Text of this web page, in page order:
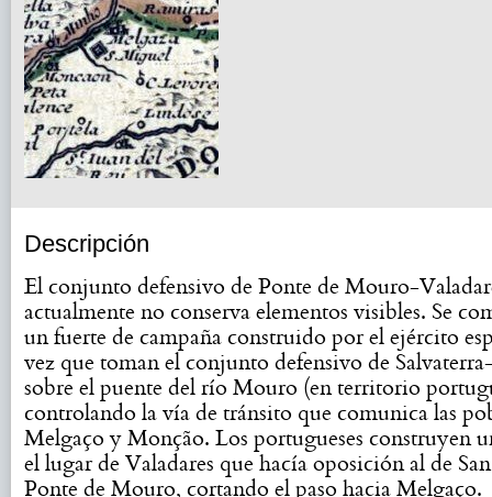
Descripción
El conjunto defensivo de Ponte de Mouro-
actualmente no conserva elementos visibles. Se
un fuerte de campaña construido por el ejército
vez que toman el conjunto defensivo de
sobre el puente del río Mouro (en territorio
controlando la vía de tránsito que comunica las
Melgaço y Monção. Los portugueses construyen
el lugar de Valadares que hacía oposición al de
Ponte de Mouro, cortando el paso hacia Melgaço.